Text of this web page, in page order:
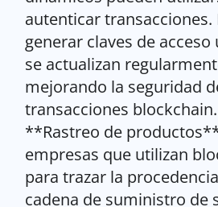
autenticar transacciones.
generar claves de acceso
se actualizan
mejorando la seguridad
transacciones
**Rastreo de
empresas que utilizan
para trazar la
cadena de suministro de